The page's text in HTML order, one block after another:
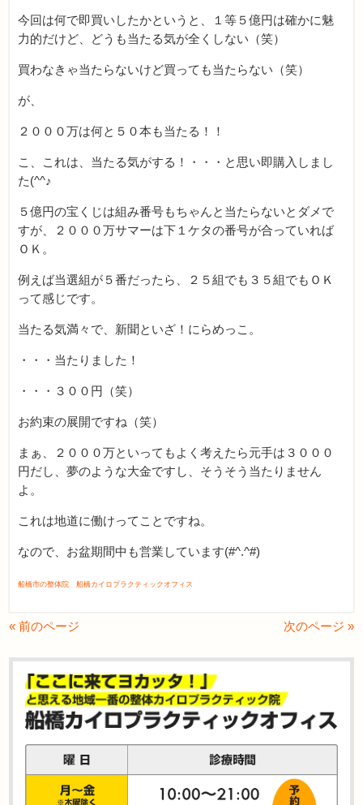
今回は何で即買いしたかというと、１等５億円は確かに魅
力的だけど、どうも当たる気が全くしない（笑）
買わなきゃ当たらないけど買っても当たらない（笑）
が、
２０００万は何と５０本も当たる！！
こ、これは、当たる気がする！・・・と思い即購入しまし
た(^^♪
５億円の宝くじは組み番号もちゃんと当たらないとダメで
すが、２０００万サマーは下１ケタの番号が合っていれば
ＯＫ。
例えば当選組が５番だったら、２５組でも３５組でもＯＫ
って感じです。
当たる気満々で、新聞といざ！にらめっこ。
・・・当たりました！
・・・３００円（笑）
お約束の展開ですね（笑）
まぁ、２０００万といってもよく考えたら元手は３０００
円だし、夢のような大金ですし、そうそう当たりません
よ。
これは地道に働けってことですね。
なので、お盆期間中も営業しています(#^.^#)
船橋市の整体院 船橋カイロプラクティックオフィス
« 前のページ 次のページ »